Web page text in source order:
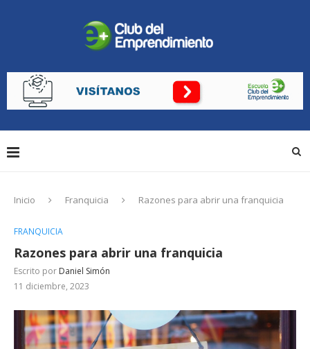
Inicio Franquicia Razones para abrir una franquicia
FRANQUICIA
Razones para abrir una franquicia
Escrito por Daniel Simón
11 diciembre, 2023